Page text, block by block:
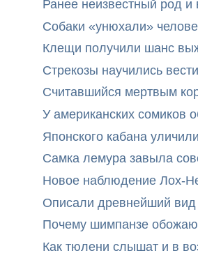
Ранее неизвестный род и
Собаки «унюхали»
Клещи получили шанс
Стрекозы научились
Считавшийся мертвым
У американских сомиков
Японского кабана
Самка лемура завыла
Новое наблюдение Лох-
Описали древнейший
Почему шимпанзе
Как тюлени слышат и в